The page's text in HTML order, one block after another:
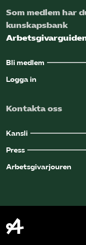
Bli medlem
Logga in på
In english
Som medlem har
kunskapsbank
Bli medlem
Logga in
Kontakta oss
Kansli
Press
Arbetsgivarjouren